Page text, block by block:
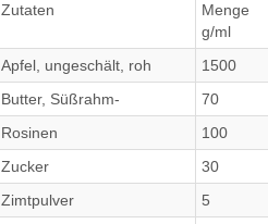
Zutaten
Menge
g/ml
Apfel, ungeschält, roh
1500
Butter, Süßrahm-
70
Rosinen
100
Zucker
30
Zimtpulver
5